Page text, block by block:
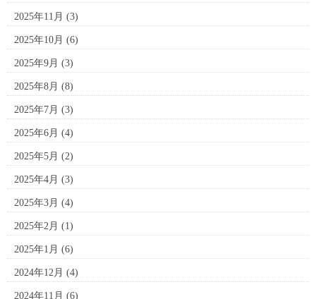
2025年11月 (3)
2025年10月 (6)
2025年9月 (3)
2025年8月 (8)
2025年7月 (3)
2025年6月 (4)
2025年5月 (2)
2025年4月 (3)
2025年3月 (4)
2025年2月 (1)
2025年1月 (6)
2024年12月 (4)
2024年11月 (6)